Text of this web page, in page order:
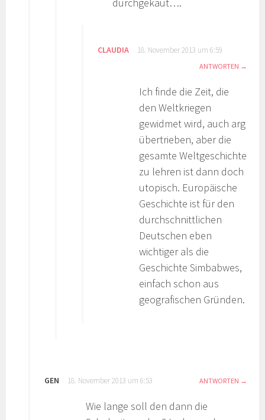
CLAUDIA 18. November 2013 um 6:59
ANTWORTEN
Ich finde die Zeit, die
den Weltkriegen
gewidmet wird, auch arg
übertrieben, aber die
gesamte Weltgeschichte
zu lehren ist dann doch
utopisch. Europäische
Geschichte ist für den
durchschnittlichen
Deutschen eben
wichtiger als die
Geschichte Simbabwes,
einfach schon aus
geografischen Gründen.
GEN 18. November 2013 um 6:53 ANTWORTEN
Wie lange soll den dann die